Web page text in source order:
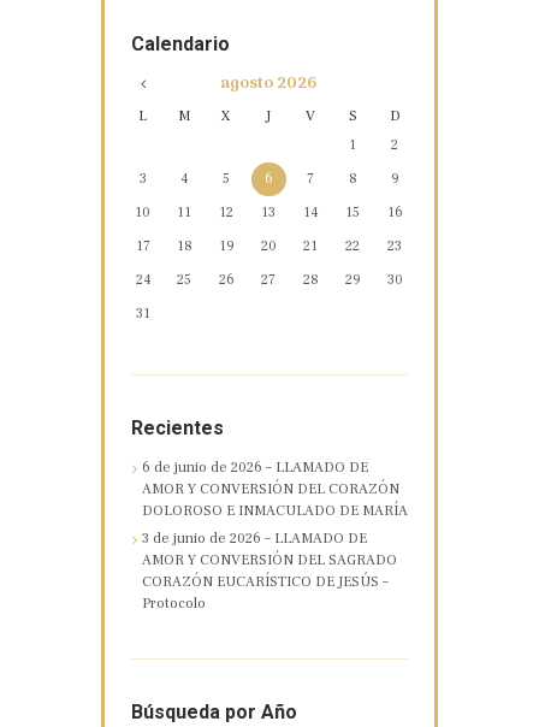
Calendario
agosto2026
L M X J V S
D
1
2
3
4 5 6 7 8
9
10
11 12 13 14 15
16
17
18 19 20 21 22
23
24
25 26 27 28 29
30
31
Recientes
6 de junio de 2026 – LLAMADO DE
AMOR Y CONVERSIÓN DEL CORAZÓN
DOLOROSO E INMACULADO DE MARÍA
3 de junio de 2026 – LLAMADO DE
AMOR Y CONVERSIÓN DEL SAGRADO
CORAZÓN EUCARÍSTICO DE JESÚS –
Protocolo
Búsqueda por Año